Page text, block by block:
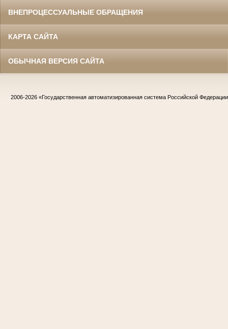
ВНЕПРОЦЕССУАЛЬНЫЕ ОБРАЩЕНИЯ
КАРТА САЙТА
ОБЫЧНАЯ ВЕРСИЯ САЙТА
2006-2026 «Государственная автоматизированная система Российской